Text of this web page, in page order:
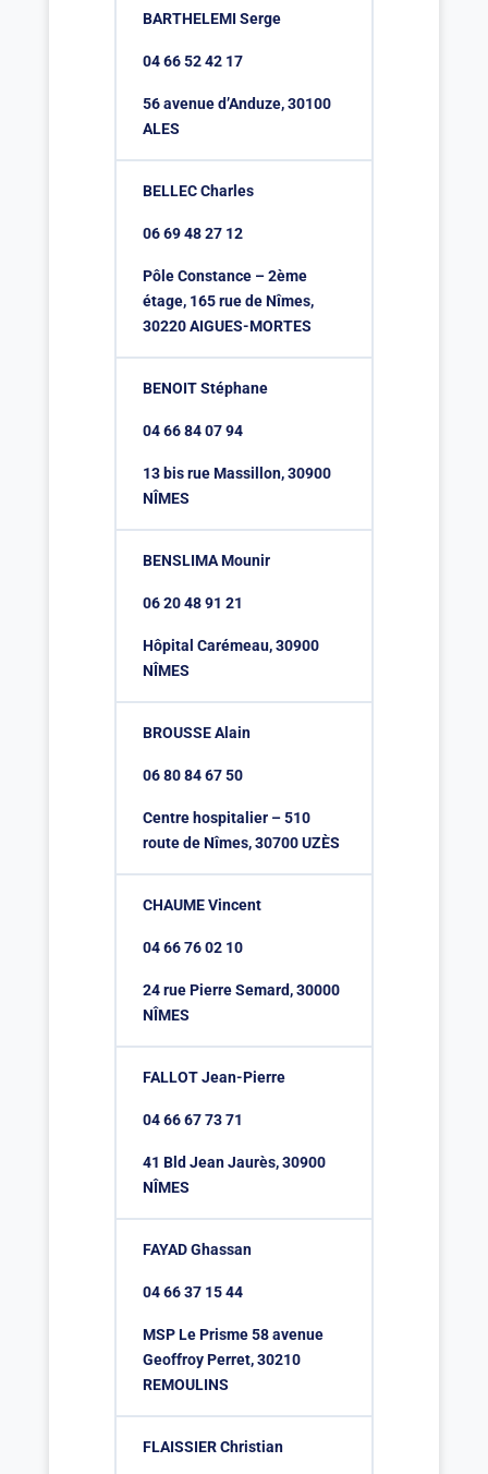
BARTHELEMI Serge
04 66 52 42 17
56 avenue d’Anduze, 30100
ALES
BELLEC Charles
06 69 48 27 12
Pôle Constance – 2ème
étage, 165 rue de Nîmes,
30220 AIGUES-MORTES
BENOIT Stéphane
04 66 84 07 94
13 bis rue Massillon, 30900
NÎMES
BENSLIMA Mounir
06 20 48 91 21
Hôpital Carémeau, 30900
NÎMES
BROUSSE Alain
06 80 84 67 50
Centre hospitalier – 510
route de Nîmes, 30700 UZÈS
CHAUME Vincent
04 66 76 02 10
24 rue Pierre Semard, 30000
NÎMES
FALLOT Jean-Pierre
04 66 67 73 71
41 Bld Jean Jaurès, 30900
NÎMES
FAYAD Ghassan
04 66 37 15 44
MSP Le Prisme 58 avenue
Geoffroy Perret, 30210
REMOULINS
FLAISSIER Christian